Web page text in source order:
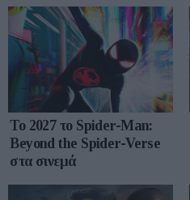
Το 2027 το Spider-Man:
Beyond the Spider-Verse
στα σινεμά